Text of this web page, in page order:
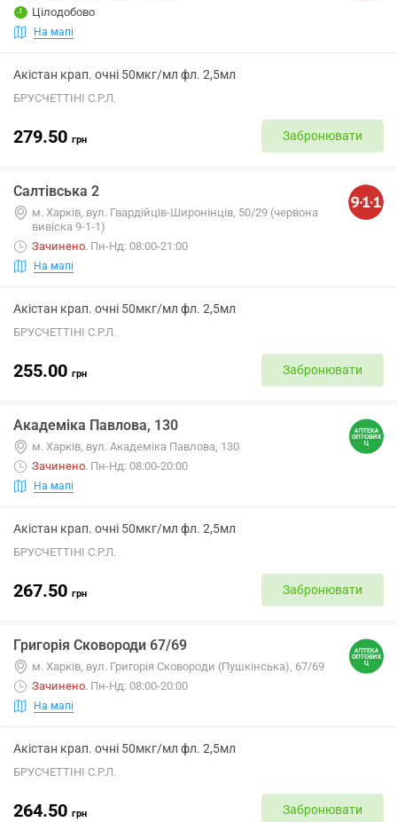
Цілодобово
На мапі
Акістан крап. очні 50мкг/мл фл. 2,5мл
БРУСЧЕТТІНІ С.Р.Л.
279.50 грн Забронювати
Салтівська 2
м. Харків, вул. Гвардійців-Широнінців, 50/29 (червона
вивіска 9-1-1)
Зачинено. Пн-Нд: 08:00-21:00
На мапі
Акістан крап. очні 50мкг/мл фл. 2,5мл
БРУСЧЕТТІНІ С.Р.Л.
255.00 грн Забронювати
Академіка Павлова, 130
м. Харків, вул. Академіка Павлова, 130
Зачинено. Пн-Нд: 08:00-20:00
На мапі
Акістан крап. очні 50мкг/мл фл. 2,5мл
БРУСЧЕТТІНІ С.Р.Л.
267.50 грн Забронювати
Григорія Сковороди 67/69
м. Харків, вул. Григорія Сковороди (Пушкінська), 67/69
Зачинено. Пн-Нд: 08:00-20:00
На мапі
Акістан крап. очні 50мкг/мл фл. 2,5мл
БРУСЧЕТТІНІ С.Р.Л.
264.50 грн Забронювати